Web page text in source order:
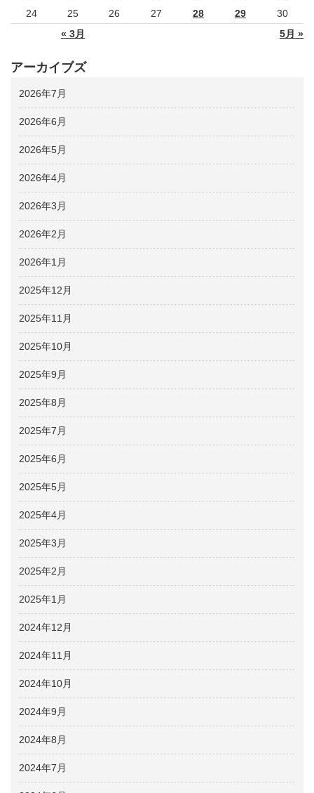
« 3月 5月 »
24
25 26 27 28 29 30
アーカイブズ
2026年7月
2026年6月
2026年5月
2026年4月
2026年3月
2026年2月
2026年1月
2025年12月
2025年11月
2025年10月
2025年9月
2025年8月
2025年7月
2025年6月
2025年5月
2025年4月
2025年3月
2025年2月
2025年1月
2024年12月
2024年11月
2024年10月
2024年9月
2024年8月
2024年7月